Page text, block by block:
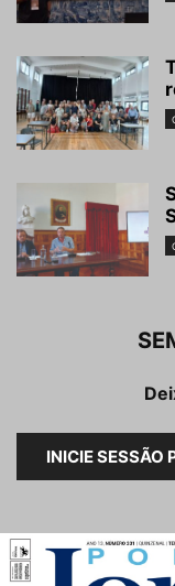
INICIE SESSÃO